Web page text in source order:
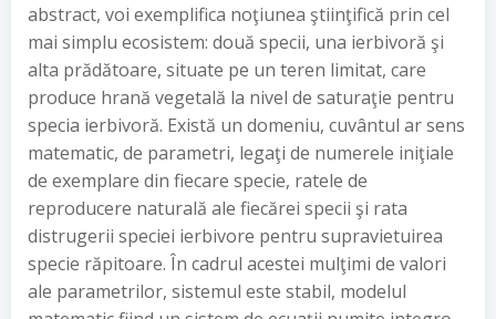
abstract, voi exemplifica noţiunea ştiinţifică prin cel
mai simplu ecosistem: două specii, una ierbivoră şi
alta prădătoare, situate pe un teren limitat, care
produce hrană vegetală la nivel de saturaţie pentru
specia ierbivoră. Există un domeniu, cuvântul ar sens
matematic, de parametri, legaţi de numerele iniţiale
de exemplare din fiecare specie, ratele de
reproducere naturală ale fiecărei specii şi rata
distrugerii speciei ierbivore pentru supravietuirea
specie răpitoare. În cadrul acestei mulţimi de valori
ale parametrilor, sistemul este stabil, modelul